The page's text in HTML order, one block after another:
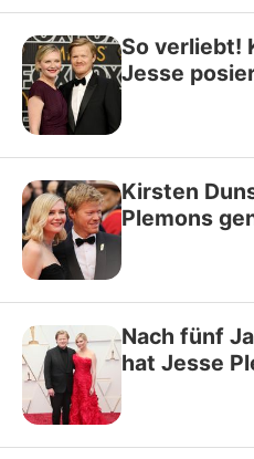
So verliebt!
Jesse
Kirsten
Plemons
Nach fünf
hat Jesse